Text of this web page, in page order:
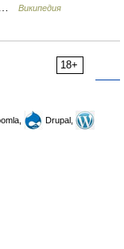
… Википедия
18+
Drupal,